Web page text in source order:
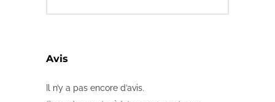
Avis
Il n’y a pas encore d’avis.